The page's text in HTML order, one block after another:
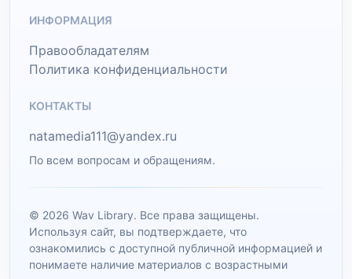
ИНФОРМАЦИЯ
Правообладателям
Политика конфиденциальности
КОНТАКТЫ
natamedia111@yandex.ru
По всем вопросам и обращениям.
© 2026 Wav Library. Все права защищены.
Используя сайт, вы подтверждаете, что
ознакомились с доступной публичной информацией и
понимаете наличие материалов с возрастными